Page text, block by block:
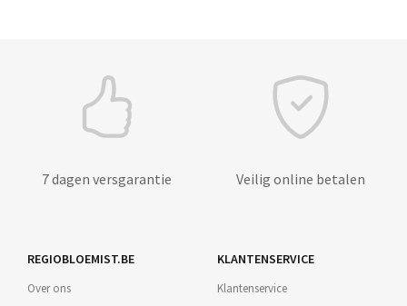
7 dagen versgarantie Veilig online betalen
REGIOBLOEMIST.BE
Over ons
KLANTENSERVICE
Klantenservice